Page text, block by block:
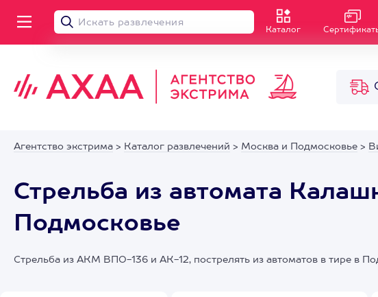
Каталог
Агентство экстрима > Каталог развлечений > Москва и Подмосковье >
Стрельба из автомата
Подмосковье
Стрельба из АКМ ВПО-136 и АК-12, пострелять из автоматов в тире в